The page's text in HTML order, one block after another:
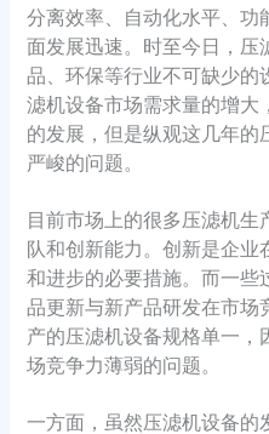
分离效率、自动化水平、功
面发展迅速。时至今日，压
品、环保等行业不可缺少的
滤机设备市场需求量的增大
的发展，但是纵观这几年的
严峻的问题。
目前市场上的很多压滤机生
队和创新能力。创新是企业
和进步的必要措施。而一些
品更新与新产品研发在市场
产的压滤机设备规格单一，
场竞争力薄弱的问题。
一方面，虽然压滤机设备的